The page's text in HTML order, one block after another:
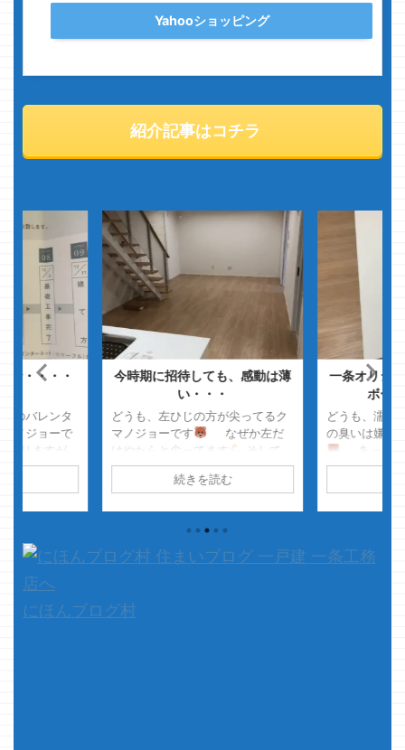
Yahooショッピング
紹介記事はコチラ
行・・・・
のバレンタ
ノジョーで
りますが、
は 嫁様から
ンツとかが
ツ情報書
今時期に招待しても、感動は薄
い・・・
どうも、左ひじの方が尖ってるク
マノジョーです
なぜか左だ
けやたらと尖ってます
そして、
肘をついてると骨が当たって痛
い・・・ 攻撃するなら左エルボ
達していませんが 友人が我が家へ
遊びに来ることになりました
続きを読む
一条オリジ
ボー
どうも、濡れ
の臭いは嫌い
あっ、雨
のは分かりや
クゴク飲んで
にほんブログ村